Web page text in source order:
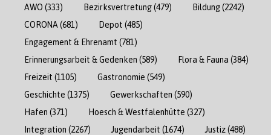
AWO (333) Bezirksvertretung(479) Bildung(2242)
CORONA (681) Depot (485)
Engagement & Ehrenamt (781)
Erinnerungsarbeit & Gedenken (589) Flora & Fauna (384)
Freizeit (1105) Gastronomie (549)
Geschichte (1375) Gewerkschaften (590)
Hafen (371) Hoesch & Westfalenhütte (327)
Integration (2267) Jugendarbeit (1674) Justiz(488)